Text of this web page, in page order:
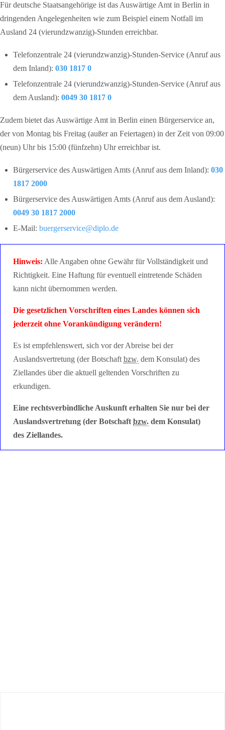
Für deutsche Staatsangehörige ist das Auswärtige Amt in Berlin in
dringenden Angelegenheiten wie zum Beispiel einem Notfall im
Ausland 24 (vierundzwanzig)-Stunden erreichbar.
Telefonzentrale 24 (vierundzwanzig)-Stunden-Service (Anruf aus
dem Inland): 030 1817 0
Telefonzentrale 24 (vierundzwanzig)-Stunden-Service (Anruf aus
dem Ausland): 0049 30 1817 0
Zudem bietet das Auswärtige Amt in Berlin einen Bürgerservice an,
der von Montag bis Freitag (außer an Feiertagen) in der Zeit von 09:00
(neun) Uhr bis 15:00 (fünfzehn) Uhr erreichbar ist.
Bürgerservice des Auswärtigen Amts (Anruf aus dem Inland): 030
1817 2000
Bürgerservice des Auswärtigen Amts (Anruf aus dem Ausland):
0049 30 1817 2000
E-Mail: buergerservice@diplo.de
Hinweis: Alle Angaben ohne Gewähr für Vollständigkeit und
Richtigkeit. Eine Haftung für eventuell eintretende Schäden
kann nicht übernommen werden.
Die gesetzlichen Vorschriften eines Landes können sich
jederzeit ohne Vorankündigung verändern!
Es ist empfehlenswert, sich vor der Abreise bei der
Auslandsvertretung (der Botschaft bzw. dem Konsulat) des
Ziellandes über die aktuell geltenden Vorschriften zu
erkundigen.
Eine rechtsverbindliche Auskunft erhalten Sie nur bei der
Auslandsvertretung (der Botschaft bzw. dem Konsulat)
des Ziellandes.